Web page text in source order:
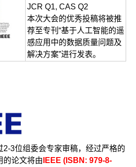
JCR Q1, CAS Q2
本次大会的优秀投稿将被推
荐至专刊“基于人工智能的遥
感应用中的数据质量问题及
解决方案”进行发表。
2-3位组委会专家审稿，经过严格的
的论文将由 IEEE (ISBN: 979-8-